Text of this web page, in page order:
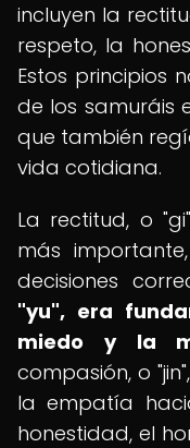
incluyen la
respeto, la
Estos principios
de los samuráis
que también
vida cotidiana.
La rectitud, o
más
decisiones
"yu", era
miedo y la
compasión, o
la empatía
honestidad, el